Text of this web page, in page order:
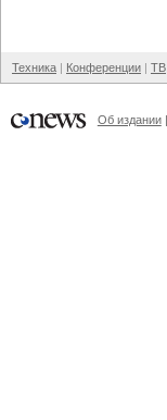
Техника Конференции ТВ
Об издании